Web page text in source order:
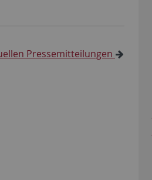
Pressemitteilungen